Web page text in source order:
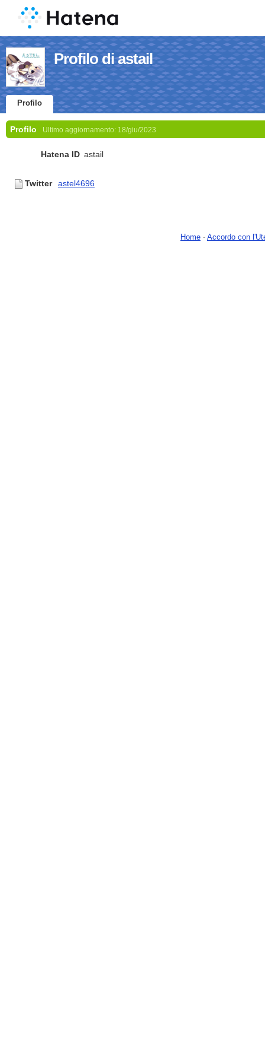
Profilo di astail
Profilo
Profilo Ultimo aggiornamento: 18/giu/2023
Hatena ID astail
Twitter astel4696
Home - Accordo con